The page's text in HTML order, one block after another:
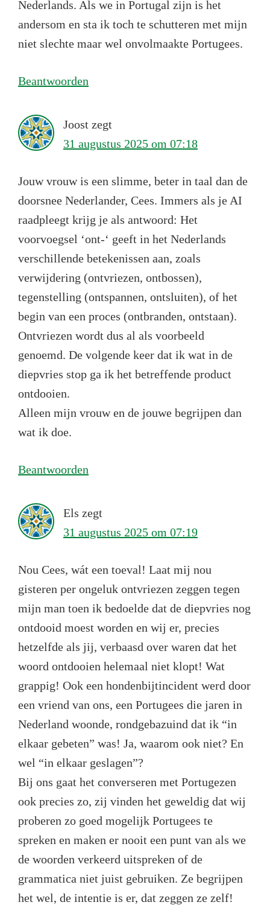
Nederlands. Als we in Portugal zijn is het
andersom en sta ik toch te schutteren met mijn
niet slechte maar wel onvolmaakte Portugees.
Beantwoorden
Joost zegt
31 augustus 2025 om 07:18
Jouw vrouw is een slimme, beter in taal dan de
doorsnee Nederlander, Cees. Immers als je AI
raadpleegt krijg je als antwoord: Het
voorvoegsel ‘ont-‘ geeft in het Nederlands
verschillende betekenissen aan, zoals
verwijdering (ontvriezen, ontbossen),
tegenstelling (ontspannen, ontsluiten), of het
begin van een proces (ontbranden, ontstaan).
Ontvriezen wordt dus al als voorbeeld
genoemd. De volgende keer dat ik wat in de
diepvries stop ga ik het betreffende product
ontdooien.
Alleen mijn vrouw en de jouwe begrijpen dan
wat ik doe.
Beantwoorden
Els zegt
31 augustus 2025 om 07:19
Nou Cees, wát een toeval! Laat mij nou
gisteren per ongeluk ontvriezen zeggen tegen
mijn man toen ik bedoelde dat de diepvries nog
ontdooid moest worden en wij er, precies
hetzelfde als jij, verbaasd over waren dat het
woord ontdooien helemaal niet klopt! Wat
grappig! Ook een hondenbijtincident werd door
een vriend van ons, een Portugees die jaren in
Nederland woonde, rondgebazuind dat ik “in
elkaar gebeten” was! Ja, waarom ook niet? En
wel “in elkaar geslagen”?
Bij ons gaat het converseren met Portugezen
ook precies zo, zij vinden het geweldig dat wij
proberen zo goed mogelijk Portugees te
spreken en maken er nooit een punt van als we
de woorden verkeerd uitspreken of de
grammatica niet juist gebruiken. Ze begrijpen
het wel, de intentie is er, dat zeggen ze zelf!